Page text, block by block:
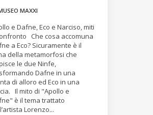
MAXXI
e Dafne, Eco e Narciso, miti
Che cosa accomuna
a Eco? Sicuramente è il
della metamorfosi che
le due Ninfe,
Dafne in una
di alloro ed Eco in una
Il mito di "Apollo e
è il tema trattato
Lorenzo...